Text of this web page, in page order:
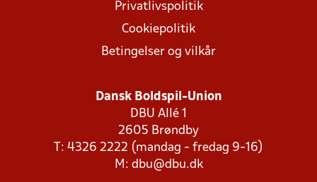
Privatlivspolitik
Cookiepolitik
Betingelser og vilkår
Dansk Boldspil-Union
DBU Allé 1
2605 Brøndby
T: 4326 2222 (mandag - fredag 9-16)
M: dbu@dbu.dk